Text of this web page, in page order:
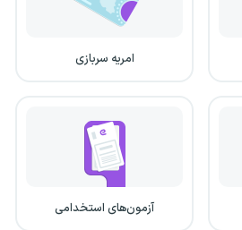
امریه سربازی
آزمون‌های استخدامی